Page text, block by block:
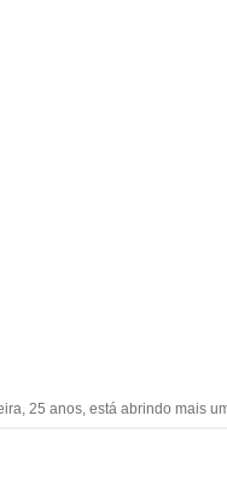
25 anos, está abrindo mais